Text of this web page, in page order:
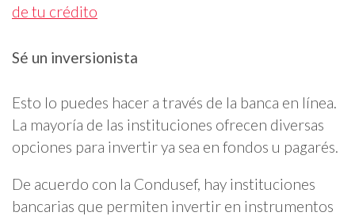
de tu crédito
Sé un inversionista
Esto lo puedes hacer a través de la banca en línea.
La mayoría de las instituciones ofrecen diversas
opciones para invertir ya sea en fondos u pagarés.
De acuerdo con la Condusef, hay instituciones
bancarias que permiten invertir en instrumentos